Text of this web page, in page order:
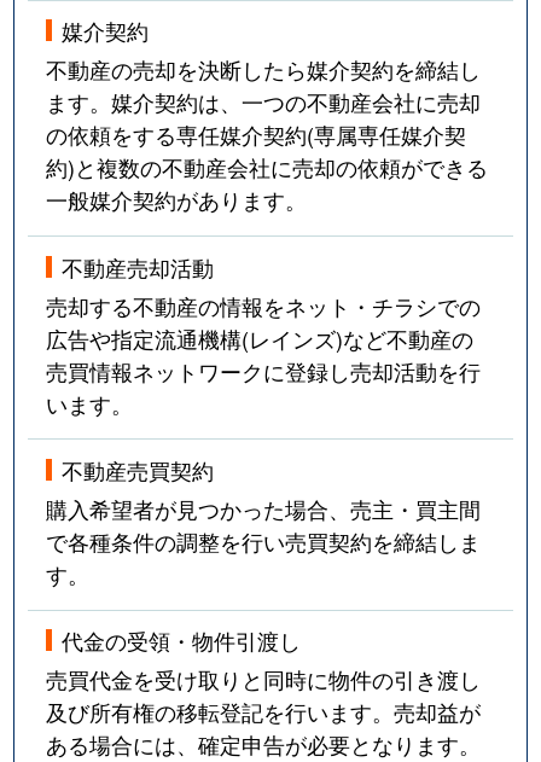
媒介契約
不動産の売却を決断したら媒介契約を締結し
ます。媒介契約は、一つの不動産会社に売却
の依頼をする専任媒介契約(専属専任媒介契
約)と複数の不動産会社に売却の依頼ができる
一般媒介契約があります。
不動産売却活動
売却する不動産の情報をネット・チラシでの
広告や指定流通機構(レインズ)など不動産の
売買情報ネットワークに登録し売却活動を行
います。
不動産売買契約
購入希望者が見つかった場合、売主・買主間
で各種条件の調整を行い売買契約を締結しま
す。
代金の受領・物件引渡し
売買代金を受け取りと同時に物件の引き渡し
及び所有権の移転登記を行います。売却益が
ある場合には、確定申告が必要となります。